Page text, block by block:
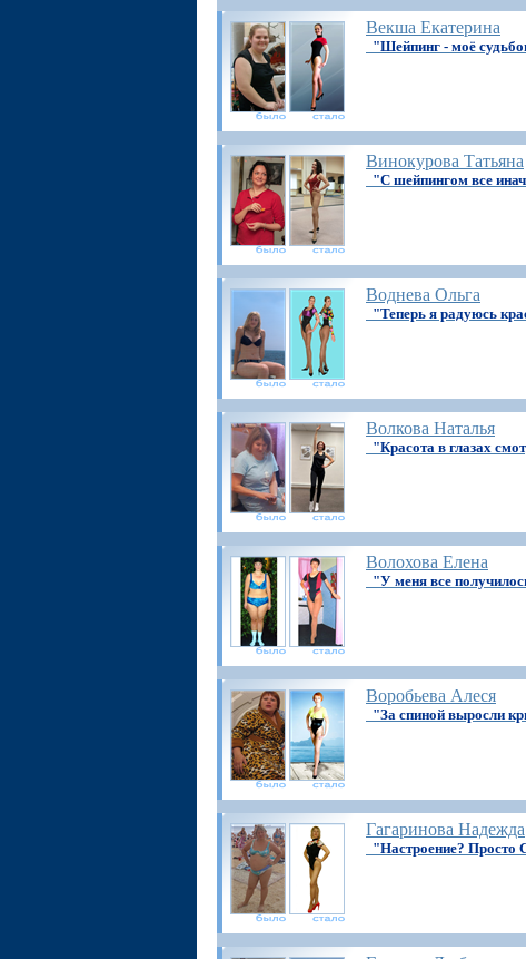
Векша Екатерина
"Шейпинг - моё
Винокурова Татьяна
"С шейпингом все
Воднева Ольга
"Теперь я радуюсь
Волкова Наталья
"Красота в глазах
Волохова Елена
"У меня все
Воробьева Алеся
"За спиной выросли
Гагаринова Надежда
"Настроение?